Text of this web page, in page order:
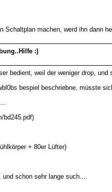
Schaltplan machen, werd ihn dann
:)
bedient, weil der weniger drop, und
bespiel beschriebne, müsste
bd245.pdf)
+ 80er Lüfter)
schon sehr lange such....